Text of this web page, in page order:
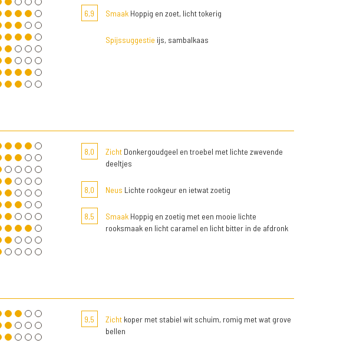
6,9 SmaakHoppig en zoet, licht tokerig
Spijssuggestie ijs, sambalkaas
8,0 ZichtDonkergoudgeel en troebel met lichte zwevende
deeltjes
8,0 Neus Lichte rookgeur en ietwat zoetig
8,5 SmaakHoppig en zoetig met een mooie lichte
rooksmaak en licht caramel en licht bitter in de afdronk
9,5 Zichtkoper met stabiel wit schuim, romig met wat grove
bellen